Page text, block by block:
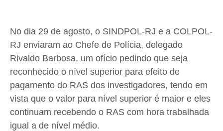
No dia 29 de agosto, o SINDPOL-RJ e a COLPOL-
RJ enviaram ao Chefe de Polícia, delegado
Rivaldo Barbosa, um ofício pedindo que seja
reconhecido o nível superior para efeito de
pagamento do RAS dos investigadores, tendo em
vista que o valor para nível superior é maior e eles
continuam recebendo o RAS com hora trabalhada
igual a de nível médio.